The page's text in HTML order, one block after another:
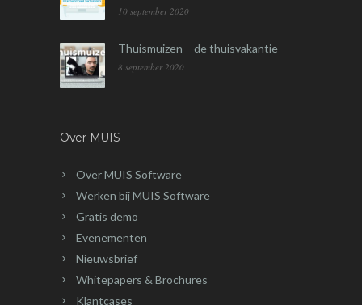
10 september 2020
Thuismuizen – de thuisvakantie
8 september 2020
Over MUIS
Over MUIS Software
Werken bij MUIS Software
Gratis demo
Evenementen
Nieuwsbrief
Whitepapers & Brochures
Klantcases